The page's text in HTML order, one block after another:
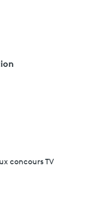
concours TV